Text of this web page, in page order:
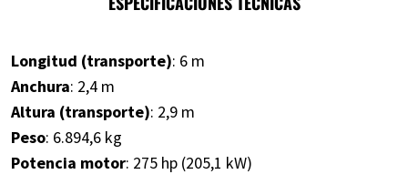
Longitud (transporte): 6 m
Anchura: 2,4 m
Altura (transporte): 2,9 m
Peso: 6.894,6 kg
Potencia motor: 275 hp (205,1 kW)